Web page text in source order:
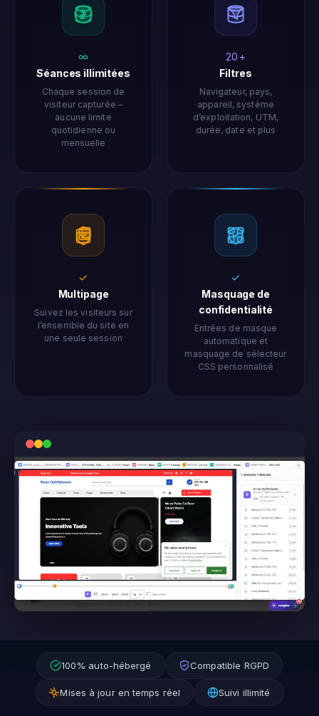
∞
Séances illimitées
Chaque session de
visiteur capturée –
aucune limite
quotidienne ou
mensuelle
20+
Filtres
Navigateur, pays,
appareil, système
d’exploitation, UTM,
durée, date et plus
✓
Multipage
Suivez les visiteurs sur
l’ensemble du site en
une seule session
✓
Masquage de
confidentialité
Entrées de masque
automatique et
masquage de sélecteur
CSS personnalisé
100% auto-hébergé Compatible RGPD
Mises à jour en temps réel Suivi illimité